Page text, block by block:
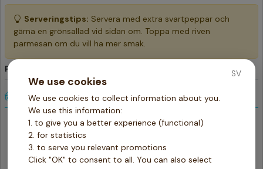
Serveringstips: Servera med extra svartpeppar och
gärna en grönsallad vid sidan om. Toppa med riven
parmesan om du vill ha mer smak.
Pasta med bacon och broccoli
Ingredienser
gr
Pasta
gr
Bacon
Gul lök
Vitlök
SV
We use cookies
We use cookies to collect information about you.
We use this information:
1. to give you a better experience (functional)
2. for statistics
3. to serve you relevant promotions
Click "OK" to consent to all. You can also select